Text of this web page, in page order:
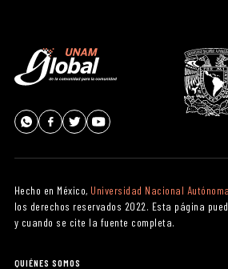
Hecho en México, Universidad Nacional
los derechos reservados 2022. Esta página
y cuando se cite la fuente completa.
QUIÉNES SOMOS